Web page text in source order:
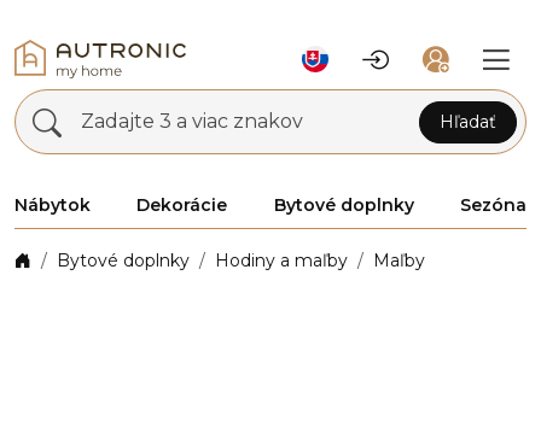
Zadajte 3 a viac znakov Hľadať
Nábytok Dekorácie Bytové doplnky Sezóna
Bytové doplnky Hodiny a maľby Maľby